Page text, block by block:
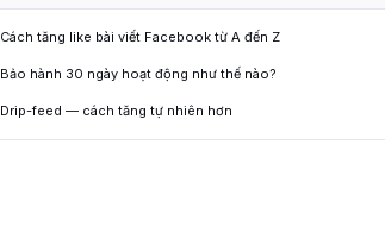
Cách tăng like bài viết Facebook từ A đến Z
Bảo hành 30 ngày hoạt động như thế nào?
Drip-feed — cách tăng tự nhiên hơn